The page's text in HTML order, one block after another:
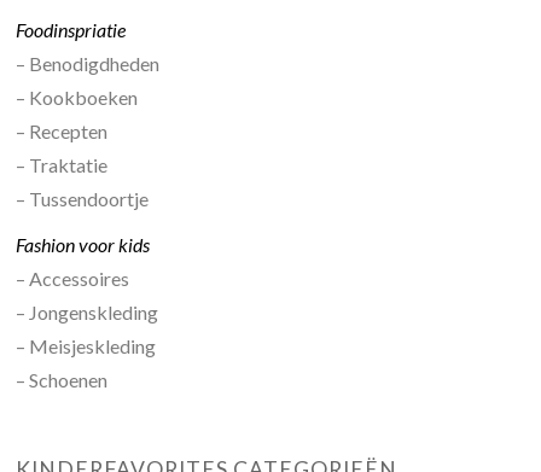
Foodinspriatie
– Benodigdheden
– Kookboeken
– Recepten
– Traktatie
– Tussendoortje
Fashion voor kids
– Accessoires
– Jongenskleding
– Meisjeskleding
– Schoenen